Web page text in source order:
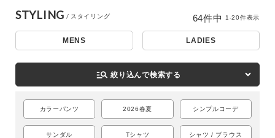
詳細検索
STYLING
MENS LADIES
manage_search 絞り込んで検索する
カラーパンツ 2026春夏 シンプルコーデ
サンダル Tシャツ シャツ / ブラウス
64件中 1-20件表示